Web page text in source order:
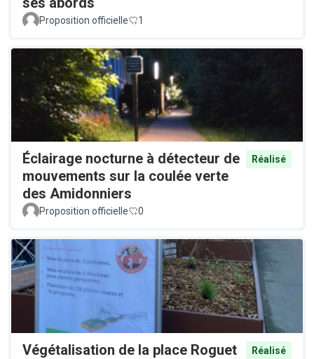
Proposition officielle 1
Éclairage nocturne à détecteur de
mouvements sur la coulée verte
des Amidonniers
Réalisé
Proposition officielle 0
Végétalisation de la place Roguet
Réalisé